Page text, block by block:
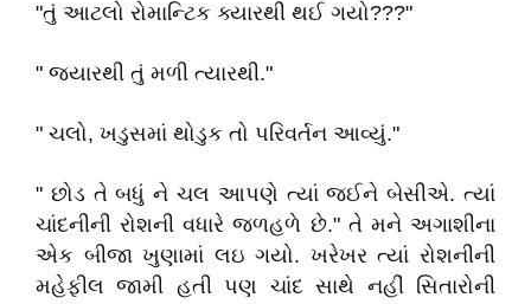
"તું આટલો રોમાન્ટિક ક્યારથી થઈ ગયો???"
" જયારથી તું મળી ત્યારથી."
" ચલો, ખડુસમાં થોડુક તો પરિવર્તન આવ્યું."
" છોડ તે બધું ને ચલ આપણે ત્યાં જઈને બેસીએ. ત્યાં
ચાંદનીની રોશની વધારે જળહળે છે." તે મને અગાશીના
એક બીજા ખુણામાં લઇ ગયો. ખરેખર ત્યાં રોશનીની
મહેફીલ જામી હતી પણ ચાંદ સાથે નહીં સિતારોની